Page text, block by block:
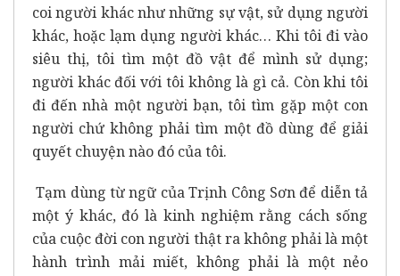
coi người khác như những sự vật, sử dụng người
khác, hoặc lạm dụng người khác… Khi tôi đi vào
siêu thị, tôi tìm một đồ vật để mình sử dụng;
người khác đối với tôi không là gì cả. Còn khi tôi
đi đến nhà một người bạn, tôi tìm gặp một con
người chứ không phải tìm một đồ dùng để giải
quyết chuyện nào đó của tôi.
Tạm dùng từ ngữ của Trịnh Công Sơn để diễn tả
một ý khác, đó là kinh nghiệm rằng cách sống
của cuộc đời con người thật ra không phải là một
hành trình mải miết, không phải là một nẻo